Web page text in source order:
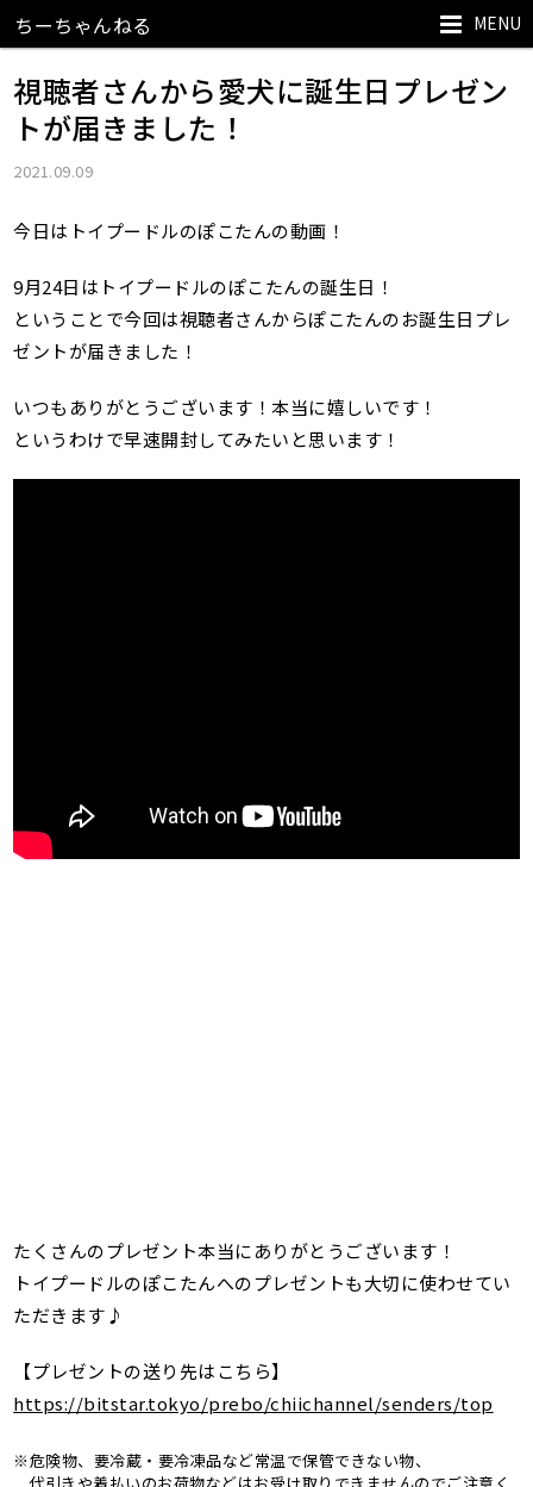
MENU
ちーちゃんねる
視聴者さんから愛犬に誕生日プレゼン
トが届きました！
2021.09.09
今日はトイプードルのぽこたんの動画！
9月24日はトイプードルのぽこたんの誕生日！
ということで今回は視聴者さんからぽこたんのお誕生日プレ
ゼントが届きました！
いつもありがとうございます！本当に嬉しいです！
というわけで早速開封してみたいと思います！
たくさんのプレゼント本当にありがとうございます！
トイプードルのぽこたんへのプレゼントも大切に使わせてい
ただきます♪
【プレゼントの送り先はこちら】
https://bitstar.tokyo/prebo/chiichannel/senders/top
※危険物、要冷蔵・要冷凍品など常温で保管できない物、